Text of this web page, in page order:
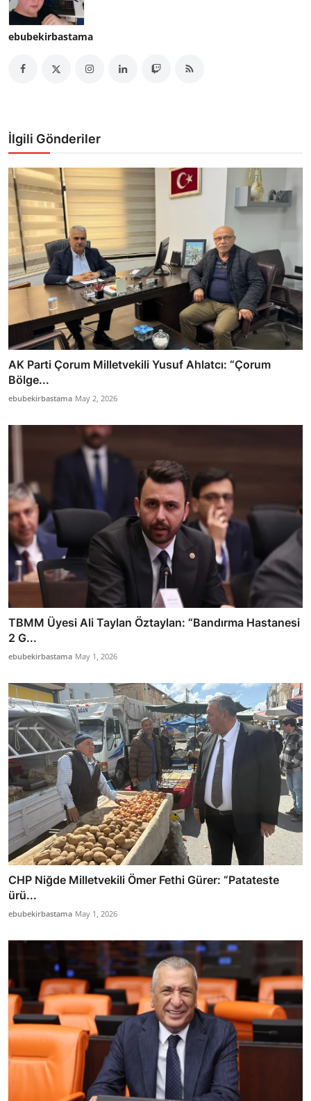
ebubekirbastama
İlgili Gönderiler
AK Parti Çorum Milletvekili Yusuf Ahlatcı: “Çorum
Bölge...
ebubekirbastama May 2, 2026
TBMM Üyesi Ali Taylan Öztaylan: “Bandırma Hastanesi
2 G...
ebubekirbastama May 1, 2026
CHP Niğde Milletvekili Ömer Fethi Gürer: “Patateste
ürü...
ebubekirbastama May 1, 2026